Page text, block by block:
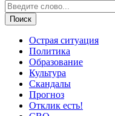
Острая ситуация
Политика
Образование
Культура
Скандалы
Прогноз
Отклик есть!